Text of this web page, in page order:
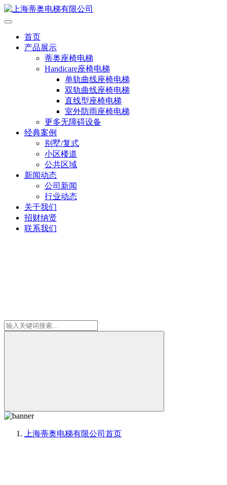
首页
产品展示
蒂奥座椅电梯
Handicare座椅电梯
单轨曲线座椅电梯
双轨曲线座椅电梯
直线型座椅电梯
室外防雨座椅电梯
更多无障碍设备
经典案例
别墅/复式
小区楼道
公共区域
新闻动态
公司新闻
行业动态
关于我们
招财纳贤
联系我们
上海蒂奥电梯有限公司 首页